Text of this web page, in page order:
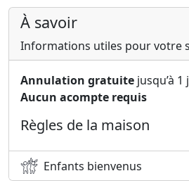
À savoir
Informations utiles pour votre
Annulation gratuite jusqu’à
Aucun acompte requis
Règles de la maison
Enfants bienvenus